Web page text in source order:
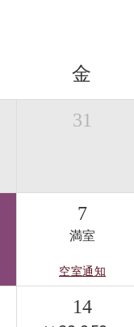
金
31
7
満室
空室通知
14